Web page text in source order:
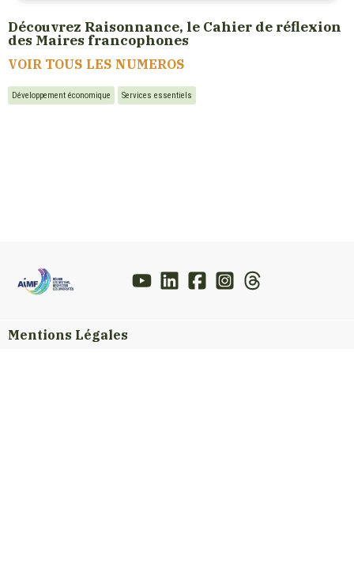
Découvrez Raisonnance, le Cahier de réflexion
des Maires francophones
VOIR TOUS LES NUMEROS
Développement économique Services essentiels
Mentions Légales